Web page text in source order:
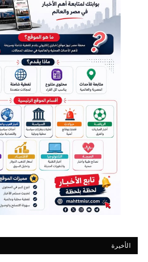
الأخيرة